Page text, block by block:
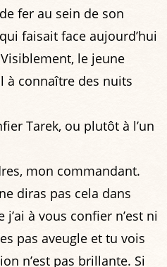
fer au sein de son
faisait face aujourd’hui
le jeune
à connaître des nuits
Tarek, ou plutôt à l’un
mon commandant.
diras pas cela dans
à vous confier n’est ni
pas aveugle et tu vois
n’est pas brillante. Si